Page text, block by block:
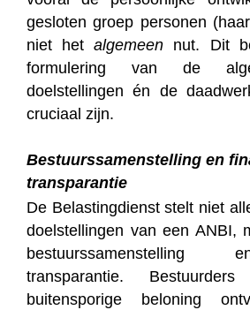
gesloten groep personen
niet hetalgemeen nut. Dit
formulering van de
doelstellingen én de
cruciaal zijn.
Bestuurssamenstelling en
transparantie
De Belastingdienst stelt niet
doelstellingen van een ANBI,
bestuurssamenstelling
transparantie.
buitensporige beloning